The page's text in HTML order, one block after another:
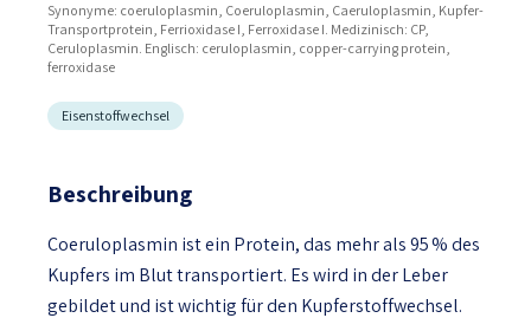
Synonyme: coeruloplasmin, Coeruloplasmin, Caeruloplasmin, Kupfer-
Transportprotein, Ferrioxidase I, Ferroxidase I. Medizinisch: CP,
Ceruloplasmin. Englisch: ceruloplasmin, copper-carrying protein,
ferroxidase
Eisenstoffwechsel
Beschreibung
Coeruloplasmin ist ein Protein, das mehr als 95 % des
Kupfers im Blut transportiert. Es wird in der Leber
gebildet und ist wichtig für den Kupferstoffwechsel.